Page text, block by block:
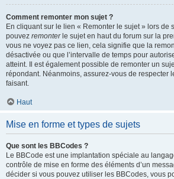
Comment remonter mon sujet ?
En cliquant sur le lien « Remonter le sujet » lors de
pouvez remonterle sujet en haut du forum sur la
vous ne voyez pas ce lien, cela signifie que la
désactivée ou que l’intervalle de temps pour
atteint. Il est également possible de remonter un
répondant. Néanmoins, assurez-vous de respecter
faisant.
Haut
Mise en forme et types de sujets
Que sont les BBCodes ?
Le BBCode est une implantation spéciale au
contrôle de mise en forme des éléments d’un
décider si vous pouvez utiliser les BBCodes, vous